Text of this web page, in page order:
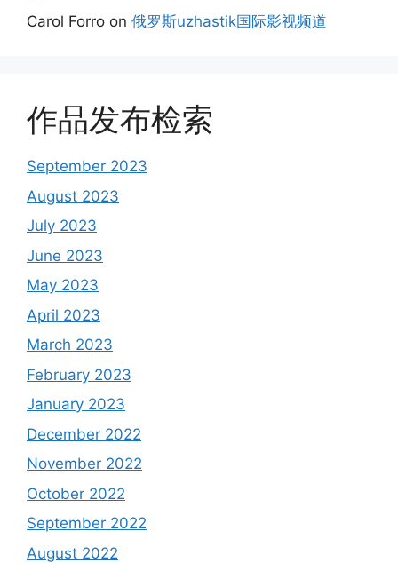
Carol Forro on 俄罗斯uzhastik国际影视频道
作品发布检索
September 2023
August 2023
July 2023
June 2023
May 2023
April 2023
March 2023
February 2023
January 2023
December 2022
November 2022
October 2022
September 2022
August 2022